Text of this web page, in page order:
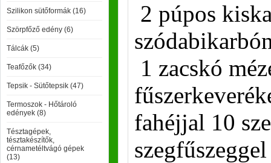
Szilikon sütőformák (16)
Szörpfőző edény (6)
Tálcák (5)
Teafőzők (34)
Tepsik - Sütőtepsik (47)
Termoszok - Hőtároló
edények (8)
Tésztagépek,
tésztakészítők,
cérnametéltvágó gépek
(13)
2 púpos
1 zacskó
fahéjjal 10